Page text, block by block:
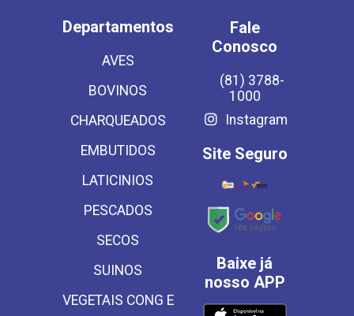
Departamentos
AVES
BOVINOS
CHARQUEADOS
EMBUTIDOS
LATICINIOS
PESCADOS
SECOS
SUINOS
VEGETAIS CONG E
Fale
Conosco
(81) 3788-
1000
Instagram
Site Seguro
Baixe já
nosso APP